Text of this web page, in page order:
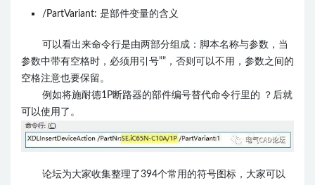
/PartVariant: 是部件变量的含义
可以看出来命令行是由两部分组成：脚本名称与参数，当
参数中带有空格时，必须用引号””，否则可以不用，参数之间的
空格注意也要保留。
例如将施耐德1P断路器的部件编号替代命令行里的 ？后就
可以使用了。
论坛为大家收集整理了394个常用的符号图标，大家可以